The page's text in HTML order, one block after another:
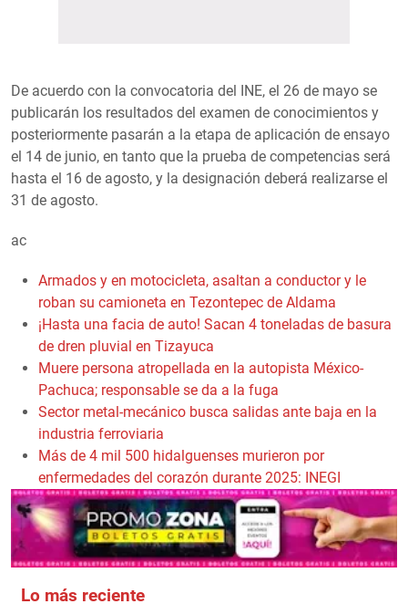
De acuerdo con la convocatoria del INE, el 26 de mayo se
publicarán los resultados del examen de conocimientos y
posteriormente pasarán a la etapa de aplicación de ensayo
el 14 de junio, en tanto que la prueba de competencias será
hasta el 16 de agosto, y la designación deberá realizarse el
31 de agosto.
ac
Armados y en motocicleta, asaltan a conductor y le
roban su camioneta en Tezontepec de Aldama
¡Hasta una facia de auto! Sacan 4 toneladas de basura
de dren pluvial en Tizayuca
Muere persona atropellada en la autopista México-
Pachuca; responsable se da a la fuga
Sector metal-mecánico busca salidas ante baja en la
industria ferroviaria
Más de 4 mil 500 hidalguenses murieron por
enfermedades del corazón durante 2025: INEGI
Lo más reciente